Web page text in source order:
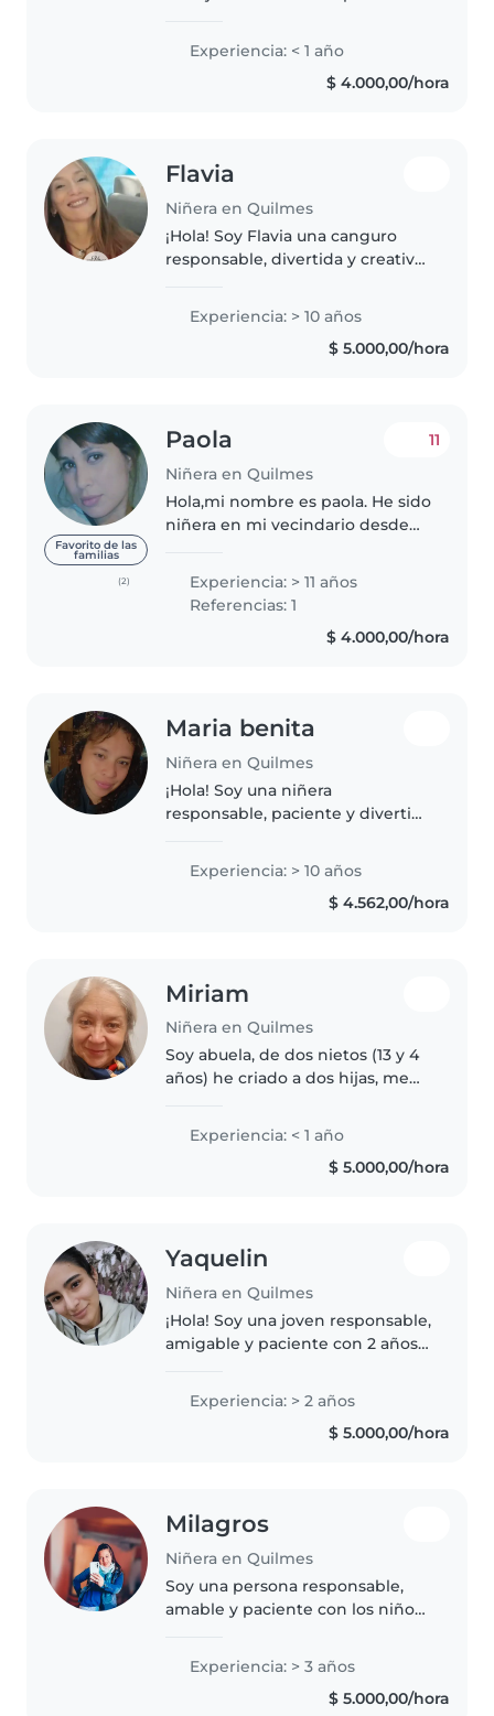
años, a mis primos, a hijos de
familiares amigos y de vecinos.
También tengo experiencia en..
Experiencia: < 1 año
$ 4.000,00/hora
Flavia
Niñera en Quilmes
¡Hola! Soy Flavia una canguro
responsable, divertida y creativa
experiencia cuidando niños y
niñas de todas las edades. Tengo
experiencia con infancias con
Experiencia: > 10 años
$ 5.000,00/hora
Favorito de las
familias
(2)
Paola
Niñera en Quilmes
11
Hola,mi nombre es paola. He sido
niñera en mi vecindario desde
creativa, y cuando cuido niños
me gusta organizar pequeños
juegos con ellos. Estoy
Experiencia: > 11 años
Referencias: 1
$ 4.000,00/hora
Maria benita
Niñera en Quilmes
¡Hola! Soy una niñera
responsable, paciente y divertida
niños pequeños y preescolares.
Me encanta leer cuentos, cantar..
Experiencia: > 10 años
$ 4.562,00/hora
Miriam
Niñera en Quilmes
Soy abuela, de dos nietos (13 y 4
años) he criado a dos hijas, me
jugar, realizar manualidades, soy
responsable, amigable, paciente,
Experiencia: < 1 año
$ 5.000,00/hora
Yaquelin
Niñera en Quilmes
¡Hola! Soy una joven responsable,
amigable y paciente con 2 años
en diferentes edades. Me
encanta leer cuentos, hacer
manualidades y enseñar música
Experiencia: > 2 años
$ 5.000,00/hora
Milagros
Niñera en Quilmes
Soy una persona responsable,
amable y paciente con los niños.
ambiente seguro, acompañarlos
en sus actividades diarias, juegos
y aprendizaje. Tengo
Experiencia: > 3 años
$ 5.000,00/hora